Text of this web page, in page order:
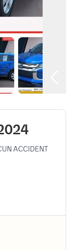
ACCIDENT